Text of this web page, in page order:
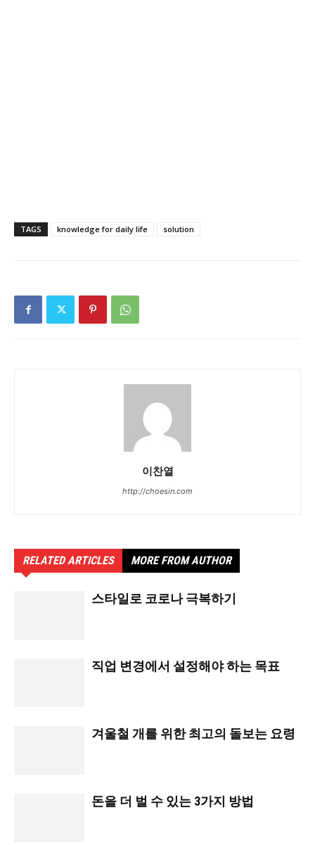
TAGS knowledge for daily life solution
이찬열
http://choesin.com
RELATED ARTICLES MORE FROM AUTHOR
스타일로 코로나 극복하기
직업 변경에서 설정해야 하는 목표
겨울철 개를 위한 최고의 돌보는 요령
돈을 더 벌 수 있는 3가지 방법